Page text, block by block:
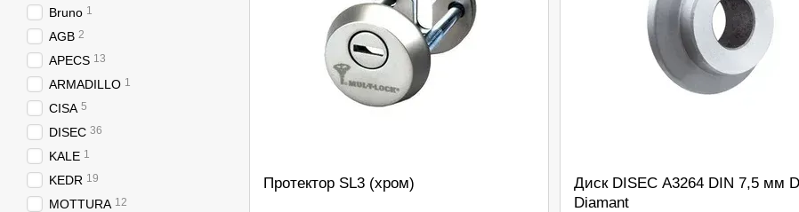
Протектор SL3 (хром)
Диск DISEC A3264 DIN 7,5 мм
Diamant
Bruno 1
AGB 2
APECS 13
ARMADILLO 1
CISA 5
DISEC 36
KALE 1
KEDR 19
MOTTURA 12